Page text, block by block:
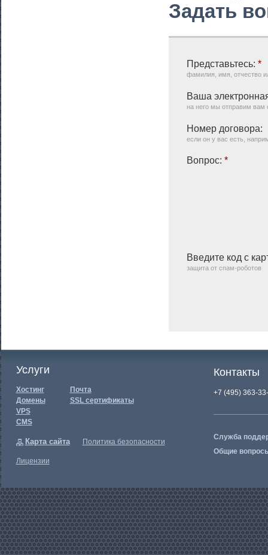
Задать
Представьтесь: *
фамилия, имя, отчество
Ваша
на него мы отправим вам
Номер договора:
если он у вас есть,
Вопрос: *
Введите код с
защита от спам-роботов
Услуги
Хостинг
Почта
Домены
SSL сертификаты
VPS
CMS
Карта сайта Политика безопасности
Лицензии
Контакты
+7 (495) 363-
Служба
Общие